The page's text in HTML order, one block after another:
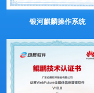
银河麒麟操作系统